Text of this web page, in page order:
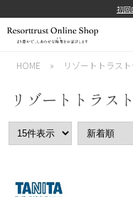
初回
HOME » リゾートトラス
リゾートトラス